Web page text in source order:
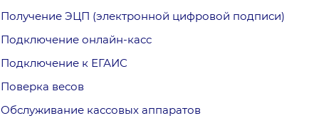
Получение ЭЦП (электронной цифровой подписи)
Подключение онлайн-касс
Подключение к ЕГАИС
Поверка весов
Обслуживание кассовых аппаратов